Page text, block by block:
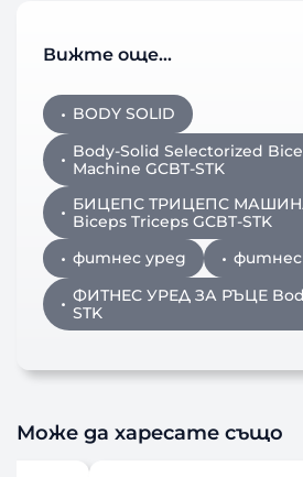
Вижте още…
BODY SOLID
Body-Solid Selectorized
Machine GCBT-STK
БИЦЕПС ТРИЦЕПС
Biceps Triceps GCBT-STK
фитнес уред
фитнес
ФИТНЕС УРЕД ЗА РЪЦЕ
STK
Може да харесате също